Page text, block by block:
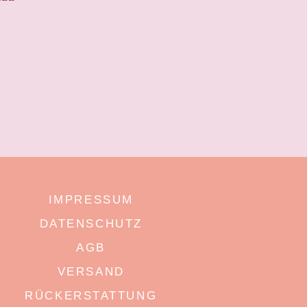
IMPRESSUM
DATENSCHUTZ
AGB
VERSAND
RÜCKERSTATTUNG